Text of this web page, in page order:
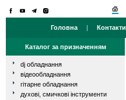
Головна | Контакти
Каталог за призначенням
dj обладнання
відеообладнання
гітарне обладнання
духові, смичкові інструменти